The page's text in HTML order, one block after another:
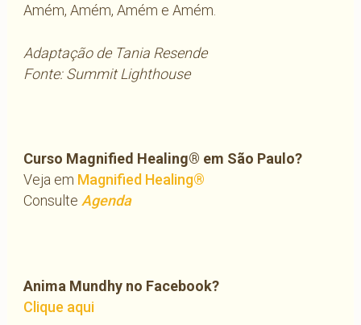
Amém, Amém, Amém e Amém.
Adaptação de Tania Resende
Fonte: Summit Lighthouse
Curso Magnified Healing® em São Paulo?
Veja em Magnified Healing®
Consulte Agenda
Anima Mundhy no Facebook?
Clique aqui